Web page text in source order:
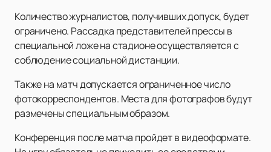
Количество журналистов, получивших допуск, будет
ограничено. Рассадка представителей прессы в
специальной ложе на стадионе осуществляется с
соблюдение социальной дистанции.
Также на матч допускается ограниченное число
фотокорреспондентов. Места для фотографов будут
размечены специальным образом.
Конференция после матча пройдет в видеоформате.